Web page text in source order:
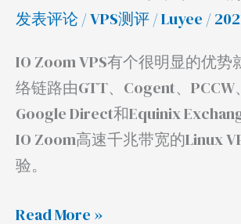
发表评论 /VPS测评/Luyee /
IO Zoom VPS有个很明显的优
络链路由GTT、Cogent、
Google Direct和Equinix
IO Zoom高速千兆带宽的Linux
验。
推
荐，
高
速
千
兆
宽
Read More »